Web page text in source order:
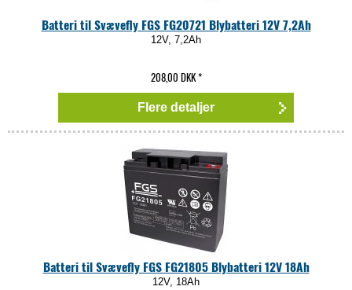
Batteri til Svævefly FGS FG20721 Blybatteri 12V 7,2Ah
12V, 7,2Ah
208,00 DKK*
Flere detaljer
Batteri til Svævefly FGS FG21805 Blybatteri 12V 18Ah
12V, 18Ah